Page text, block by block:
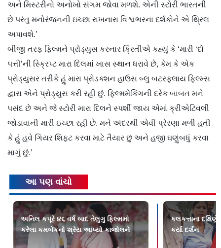
અને મિસ્ટરીનો અનોખો સંગમ જોવા મળશે. એની સ્ટોરી ભારતની
છે પરંતુ મનોરંજનની ઇચ્છા રાખનારા વિશ્વભરના દર્શકોને એ થ્રિલ
અપાવશે.’
બીજી તરફ ફિલ્મને પ્રોડ્યુસ કરનાર ક્રિતીએ કહ્યું કે ‘મારી ‘દો
પત્તી’ની સ્ક્રિપ્ટ મારા દિલમાં ખાસ સ્થાન ધરાવે છે, કેમ કે એક
પ્રોડ્યુસર તરીકે હું મારા પ્રોડક્શન હાઉસ બ્લુ બટરફ્લાય ફિલ્મ્સ
દ્વારા એને પ્રોડ્યુસ કરી રહી છું. ફિલ્મમેકિંગની દરેક બાબત મને
પસંદ છે અને જે સ્ટોરી મારા દિલને સ્પર્શી જાય એમાં ક્રીએટિવલી
જોડાવાની મારી ઇચ્છા રહી છે. મને અંદરથી એવી પ્રેરણા મળી હતી
કે હું હવે ગિયર શિફ્ટ કરવા માટે તૈયાર છું અને હજી ઘણુંબધું કરવા
માગું છું.’
આ પણ વાંચો
અનિલ કપૂરે ૪૬ વર્ષ બાદ તેલુગુ ફિલ્મમાં
કરેલા કમબૅકનો શ્રેય આપ્યો કાજોલને
કલકત્તાના
કર્યાં દર્શન